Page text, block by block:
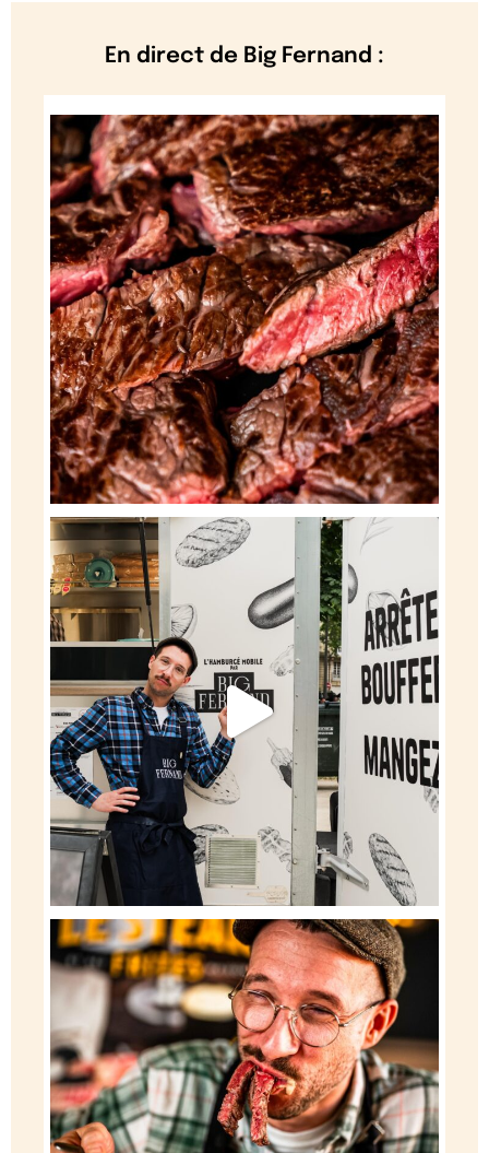
En direct de Big Fernand :
On ne sait pas vous… mais nous, là, on a...
74 0
L’Hamburgé Mobile est de retour… et il a garé ses
104
Quand on vous a dit que c’était addictif, on ne...
79 0